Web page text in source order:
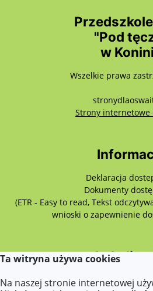
"Pod
w
Wszelkie prawa
Strony internetowe
Deklaracja
Dokumenty
(ETR - Easy to read, Tekst
wnioski o zapewnienie
Różyckiego
Ta witryna używa cookies
Na naszej stronie internetowej